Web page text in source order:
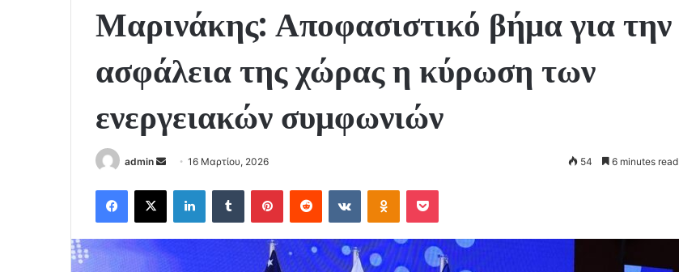
Μαρινάκης: Αποφασιστικό βήμα για την
ασφάλεια της χώρας η κύρωση των
ενεργειακών συμφωνιών
admin
Send
email
16 Μαρτίου, 2026 54 6 minutes read
Facebook
X LinkedInTumblr PinterestReddit VKontakteOdnoklassniki
Pocket